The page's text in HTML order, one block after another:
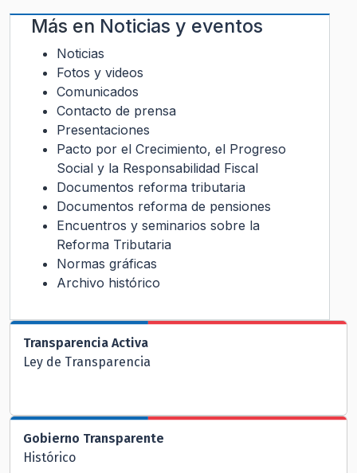
Más en Noticias y eventos
Noticias
Fotos y videos
Comunicados
Contacto de prensa
Presentaciones
Pacto por el Crecimiento, el Progreso
Social y la Responsabilidad Fiscal
Documentos reforma tributaria
Documentos reforma de pensiones
Encuentros y seminarios sobre la
Reforma Tributaria
Normas gráficas
Archivo histórico
Transparencia Activa
Ley de Transparencia
Gobierno Transparente
Histórico